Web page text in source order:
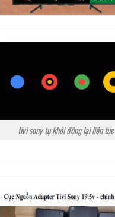
tivi sony tụ khởi động lại liên tục